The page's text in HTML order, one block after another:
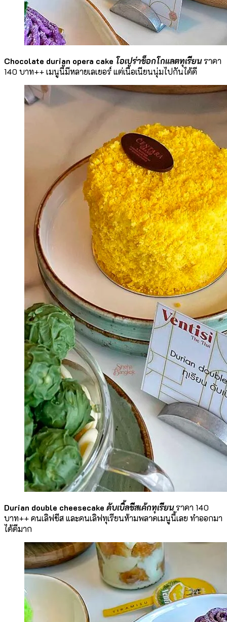
Chocolate durian opera cake โอเปร่าช็อกโกแลตทุเรียนราคา
140 บาท++ เมนูนี้มีหลายเลเยอร์ แต่เนื้อเนียนนุ่มไปกันได้ดี
Durian double cheesecake ดับเบิ้ลชีสเค้กทุเรียนราคา 140
บาท++ คนเลิฟชีส และคนเลิฟทุเรียนห้ามพลาดเมนูนี้เลย ทำออกมา
ได้ดีมาก